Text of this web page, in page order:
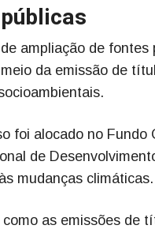
ampliação de
da emissão de
foi alocado no
de
mudanças climáticas.
como as emissões de